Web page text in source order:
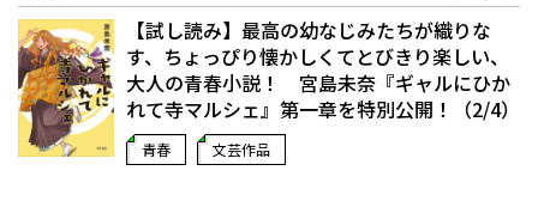
【試し読み】最高の幼なじみたちが織りな
す、ちょっぴり懐かしくてとびきり楽しい、
大人の青春小説！ 宮島未奈『ギャルにひか
れて寺マルシェ』第一章を特別公開！（2/4）
青春 文芸作品